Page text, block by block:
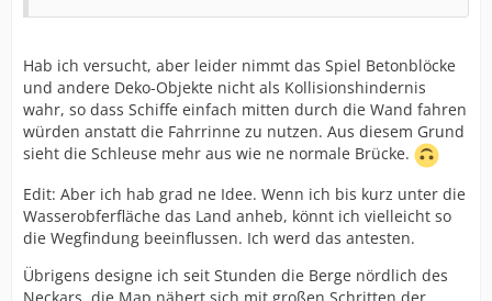
Hab ich versucht, aber leider nimmt das Spiel Betonblöcke
und andere Deko-Objekte nicht als Kollisionshindernis
wahr, so dass Schiffe einfach mitten durch die Wand fahren
würden anstatt die Fahrrinne zu nutzen. Aus diesem Grund
sieht die Schleuse mehr aus wie ne normale Brücke.
Edit: Aber ich hab grad ne Idee. Wenn ich bis kurz unter die
Wasserobferfläche das Land anheb, könnt ich vielleicht so
die Wegfindung beeinflussen. Ich werd das antesten.
Übrigens designe ich seit Stunden die Berge nördlich des